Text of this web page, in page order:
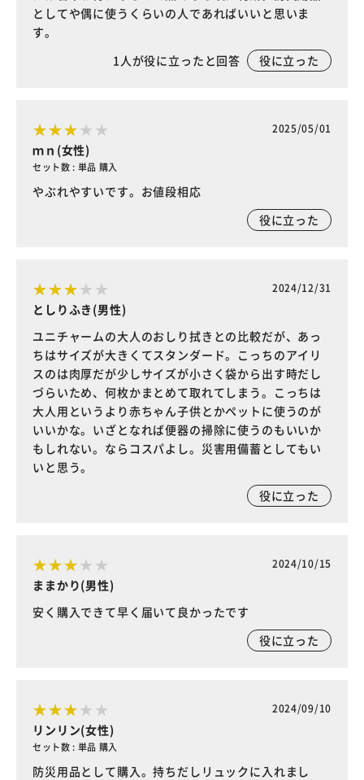
としてや偶に使うくらいの人であればいいと思いま
す。
1 人が役に立ったと回答 役に立った
2025/05/01
ｍｎ(女性)
セット数 : 単品 購入
やぶれやすいです。お値段相応
役に立った
2024/12/31
としりふき(男性)
ユニチャームの大人のおしり拭きとの比較だが、あっ
ちはサイズが大きくてスタンダード。こっちのアイリ
スのは肉厚だが少しサイズが小さく袋から出す時だし
づらいため、何枚かまとめて取れてしまう。こっちは
大人用というより赤ちゃん子供とかペットに使うのが
いいかな。いざとなれば便器の掃除に使うのもいいか
もしれない。ならコスパよし。災害用備蓄としてもい
いと思う。
役に立った
2024/10/15
ままかり(男性)
安く購入できて早く届いて良かったです
役に立った
2024/09/10
リンリン(女性)
セット数 : 単品 購入
防災用品として購入。持ちだしリュックに入れまし